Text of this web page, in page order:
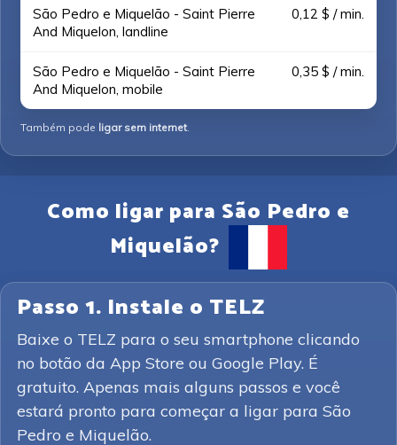
São Pedro e Miquelão - Saint Pierre
And Miquelon, landline
0,12 $ / min.
São Pedro e Miquelão - Saint Pierre
And Miquelon, mobile
0,35 $ / min.
Também pode ligar sem internet.
Como ligar para São Pedro e
Miquelão?
Passo 1. Instale o TELZ
Baixe o TELZ para o seu smartphone clicando
no botão da App Store ou Google Play. É
gratuito. Apenas mais alguns passos e você
estará pronto para começar a ligar para São
Pedro e Miquelão.